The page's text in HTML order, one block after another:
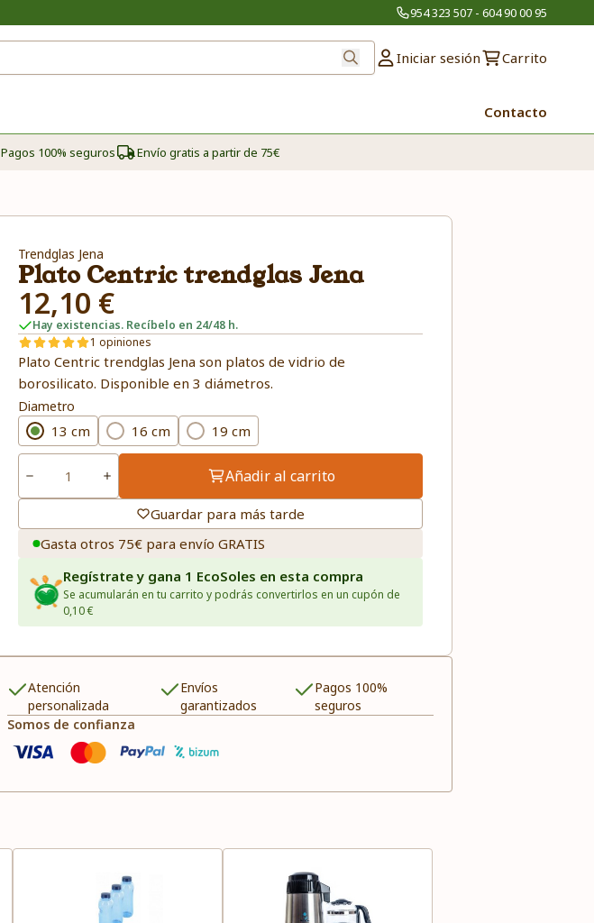
954 323 507 - 604 90 00 95
Iniciar sesión Carrito
Contacto
Pagos 100% seguros Envío gratis a partir de 75€
Trendglas Jena
Plato Centric trendglas Jena
12,10 €
Hay existencias. Recíbelo en 24/48 h.
1 opiniones
Plato Centric trendglas Jena son platos de vidrio de
borosilicato. Disponible en 3 diámetros.
Diametro
13 cm 16 cm 19 cm
Añadir al carrito
Guardar para más tarde
Gasta otros 75€ para envío GRATIS
Regístrate y gana 1 EcoSoles en esta compra
Se acumularán en tu carrito y podrás convertirlos en un cupón de
0,10 €
Atención
personalizada
Envíos
garantizados
Pagos 100%
seguros
Somos de confianza